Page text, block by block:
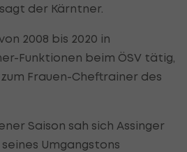
der Kärntner.
2008 bis 2020 in
Funktionen beim ÖSV tätig,
Frauen-Cheftrainer des
Saison sah sich Assinger
Umgangstons